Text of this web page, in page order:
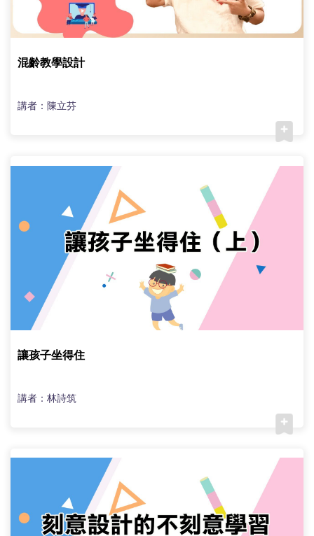
混齡教學設計
講者：陳立芬
讓孩子坐得住
講者：林詩筑